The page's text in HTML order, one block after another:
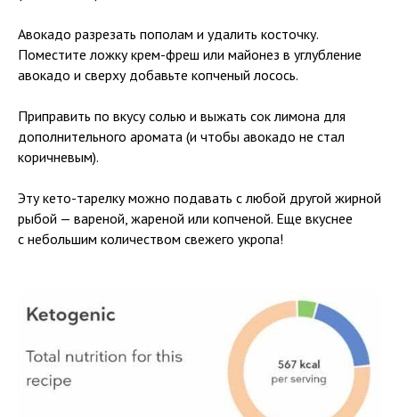
Авокадо разрезать пополам и удалить косточку.
Поместите ложку крем-фреш или майонез в углубление
авокадо и сверху добавьте копченый лосось.
Приправить по вкусу солью и выжать сок лимона для
дополнительного аромата (и чтобы авокадо не стал
коричневым).
Эту кето-тарелку можно подавать с любой другой жирной
рыбой — вареной, жареной или копченой. Еще вкуснее
с небольшим количеством свежего укропа!